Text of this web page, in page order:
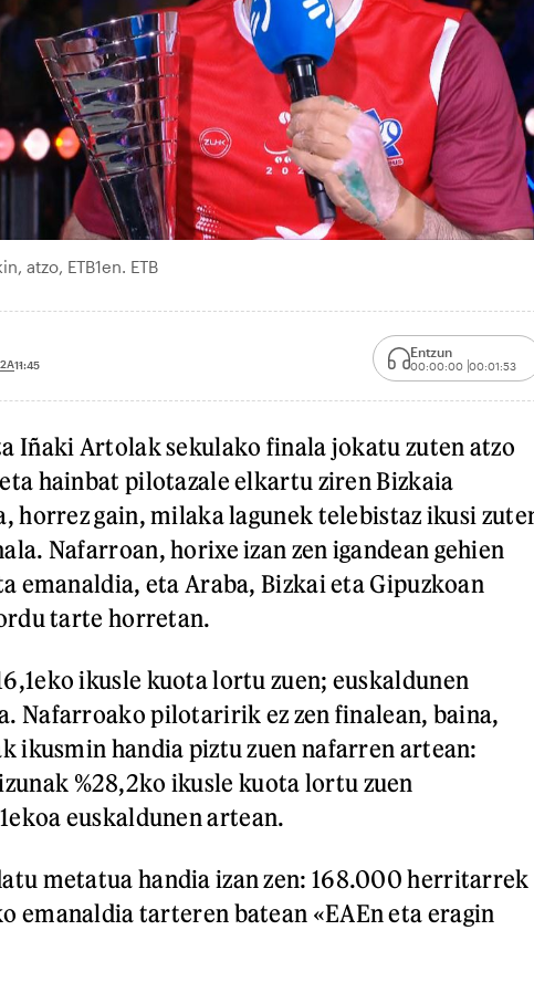
atzo, ETB1en. ETB
11:45
Entzun
00:00:00 00:01:53
Iñaki Artolak sekulako finala jokatu zuten atzo
hainbat pilotazale elkartu ziren Bizkaia
horrez gain, milaka lagunek telebistaz ikusi
Nafarroan, horixe izan zen igandean gehien
emanaldia, eta Araba, Bizkai eta Gipuzkoan
tarte horretan.
ikusle kuota lortu zuen; euskaldunen
Nafarroako pilotaririk ez zen finalean, baina,
ikusmin handia piztu zuen nafarren artean:
%28,2ko ikusle kuota lortu zuen
euskaldunen artean.
metatua handia izan zen: 168.000 herritarrek
emanaldia tarteren batean «EAEn eta eragin